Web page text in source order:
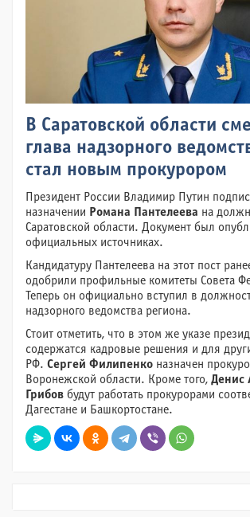
В Саратовской области
глава надзорного
стал новым прокурором
Президент России Владимир Путин
назначении Романа Пантелеева на
Саратовской области. Документ был
официальных источниках.
Кандидатуру Пантелеева на этот пост
одобрили профильные комитеты Совета
Теперь он официально вступил в
надзорного ведомства региона.
Стоит отметить, что в этом же указе
содержатся кадровые решения и для
РФ. Сергей Филипенко назначен
Воронежской области. Кроме того, Денис
Грибов будут работать прокурорами
Дагестане и Башкортостане.